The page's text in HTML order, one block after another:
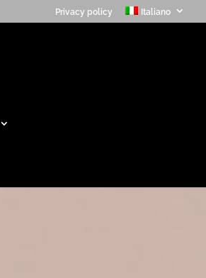
Privacy policy Italiano